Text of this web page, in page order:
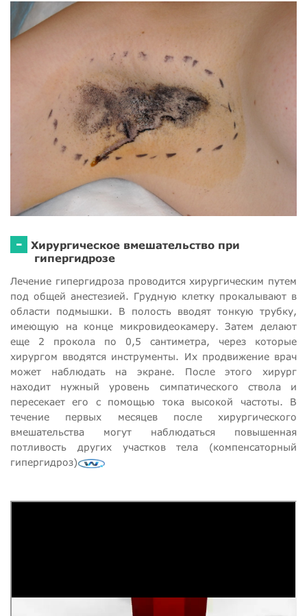
-
Хирургическое вмешательство при
гипергидрозе
Лечение гипергидроза проводится хирургическим путем
под общей анестезией. Грудную клетку прокалывают в
области подмышки. В полость вводят тонкую трубку,
имеющую на конце микровидеокамеру. Затем делают
еще 2 прокола по 0,5 сантиметра, через которые
хирургом вводятся инструменты. Их продвижение врач
может наблюдать на экране. После этого хирург
находит нужный уровень симпатического ствола и
пересекает его с помощью тока высокой частоты. В
течение первых месяцев после хирургического
вмешательства могут наблюдаться повышенная
потливость других участков тела (компенсаторный
гипергидроз)